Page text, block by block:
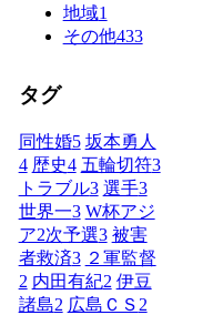
地域1
その他433
タグ
同性婚5 坂本勇人
4 歴史4 五輪切符3
トラブル3 選手3
世界一3 W杯アジ
ア2次予選3 被害
者救済3 ２軍監督
2 内田有紀2 伊豆
諸島2 広島ＣＳ 2